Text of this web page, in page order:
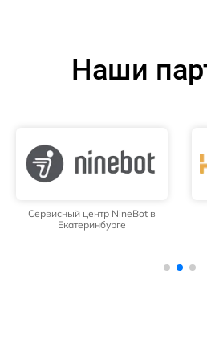
Наши
Сервисный центр NineBot в
Екатеринбурге